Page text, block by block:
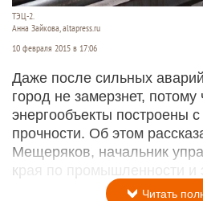
ТЭЦ-2.
Анна Зайкова, altapress.ru
10 февраля 2015 в 17:06
Даже после сильных
город не замерзнет, потому
энергообъекты построены
прочности. Об этом
Мещеряков, начальник
края по промышленности и
Читать